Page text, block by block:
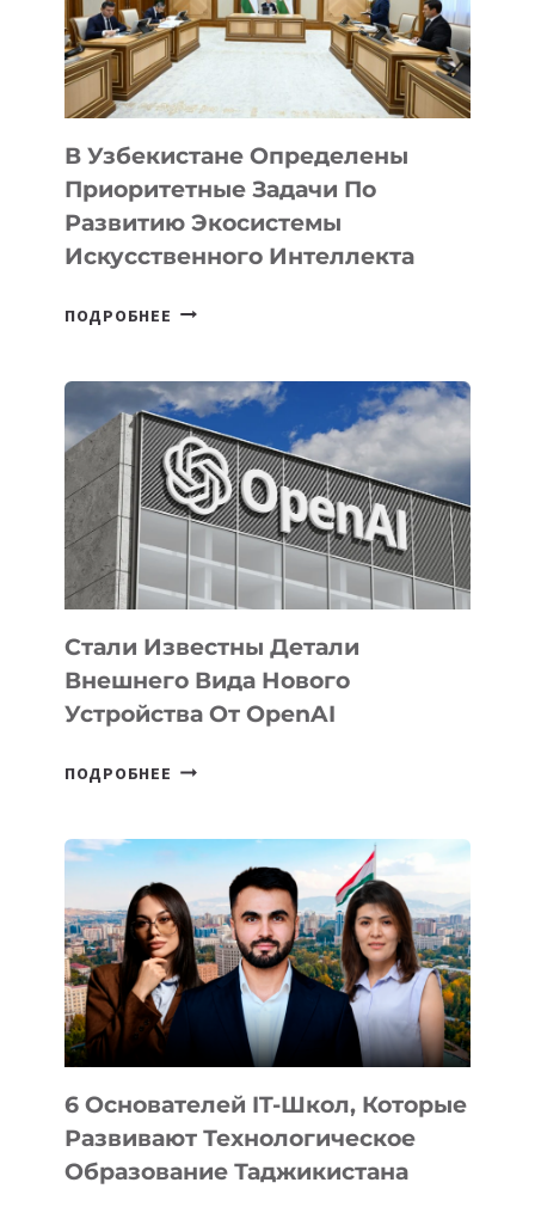
В Узбекистане Определены
Приоритетные Задачи По
Развитию Экосистемы
Искусственного Интеллекта
ПОДРОБНЕЕ В
ПРИОРИТЕТНЫЕ
ЗАДАЧИ
ПО
РАЗВИТИЮ
ЭКОСИСТЕМЫ
ИСКУССТВЕННОГО
ИНТЕЛЛЕКТА
Стали Известны Детали
Внешнего Вида Нового
Устройства От OpenAI
ПОДРОБНЕЕ СТАЛИ
ВНЕШНЕГО
ВИДА
НОВОГО
УСТРОЙСТВА
ОТ
OPENAI
6 Основателей IT-Школ, Которые
Развивают Технологическое
Образование Таджикистана